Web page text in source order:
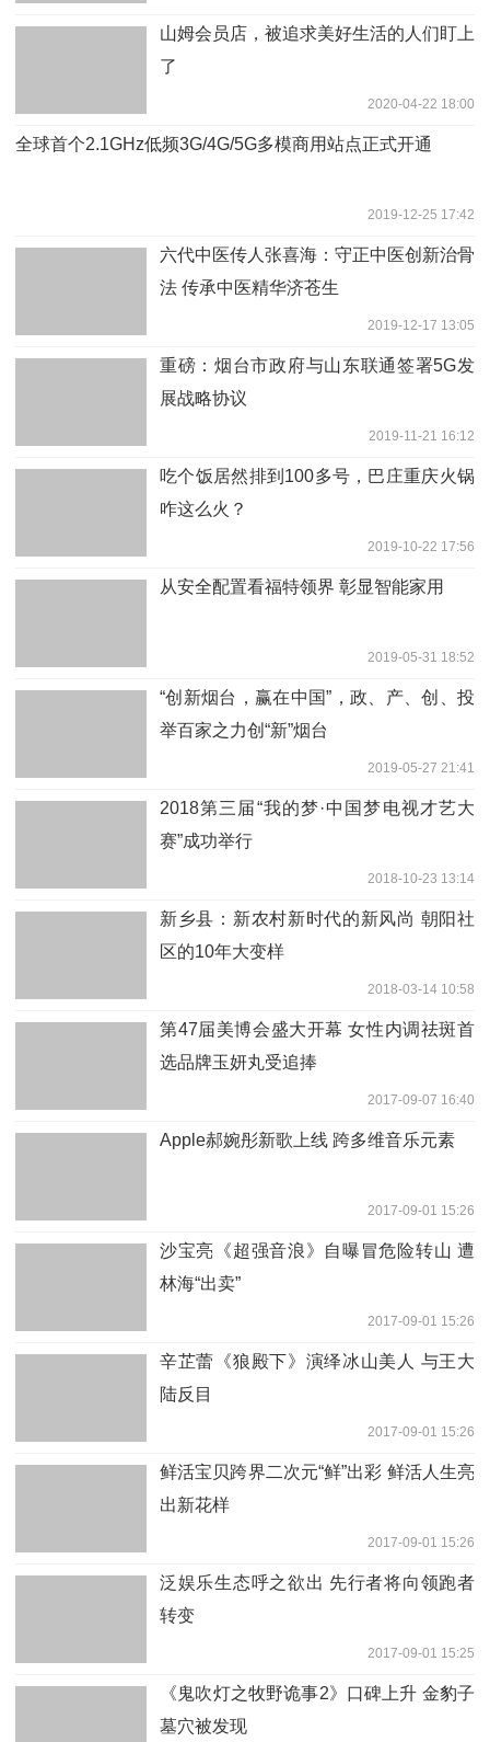
山姆会员店，被追求美好生活的人们盯上
了
2020-04-22 18:00
全球首个2.1GHz低频3G/4G/5G多模商用站点正式开通
2019-12-25 17:42
六代中医传人张喜海：守正中医创新治骨
法 传承中医精华济苍生
2019-12-17 13:05
重磅：烟台市政府与山东联通签署5G发
展战略协议
2019-11-21 16:12
吃个饭居然排到100多号，巴庄重庆火锅
咋这么火？
2019-10-22 17:56
从安全配置看福特领界 彰显智能家用
2019-05-31 18:52
“创新烟台，赢在中国”，政、产、创、投
举百家之力创“新”烟台
2019-05-27 21:41
2018第三届“我的梦·中国梦电视才艺大
赛”成功举行
2018-10-23 13:14
新乡县：新农村新时代的新风尚 朝阳社
区的10年大变样
2018-03-14 10:58
第47届美博会盛大开幕 女性内调祛斑首
选品牌玉妍丸受追捧
2017-09-07 16:40
Apple郝婉彤新歌上线 跨多维音乐元素
2017-09-01 15:26
沙宝亮《超强音浪》自曝冒危险转山 遭
林海“出卖”
2017-09-01 15:26
辛芷蕾《狼殿下》演绎冰山美人 与王大
陆反目
2017-09-01 15:26
鲜活宝贝跨界二次元“鲜”出彩 鲜活人生亮
出新花样
2017-09-01 15:26
泛娱乐生态呼之欲出 先行者将向领跑者
转变
2017-09-01 15:25
《鬼吹灯之牧野诡事2》口碑上升 金豹子
墓穴被发现